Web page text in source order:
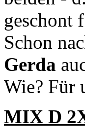
geschont
Schon
Gerda
Wie? Für
MIX D